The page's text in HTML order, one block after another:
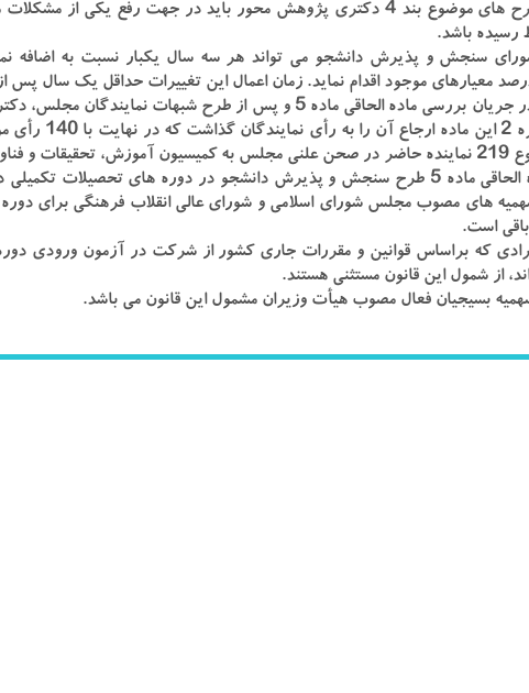
تبصره ۳- طرح های موضوع بند ۴ دکتری پژوهش محور باید در جهت رفع یکی
رسیده باشد.
۴- شورای سنجش و پذیرش دانشجو می تواند هر سه سال یکبار نسبت به اضافه
گفتنی است در جریان بررسی ماده الحاقی ماده ۵ و پس از طرح شبهات
گردید.
براساس ماده الحاقی ماده ۵ طرح سنجش و پذیرش دانشجو در دوره های تحصیلات
های مصوب مجلس شورای اسلامی و شورای عالی انقلاب فرهنگی برای
است.
۱- افرادی که براساس قوانین و مقررات جاری کشور از شرکت در آزمون ورودی
از شمول این قانون مستثنی هستند.